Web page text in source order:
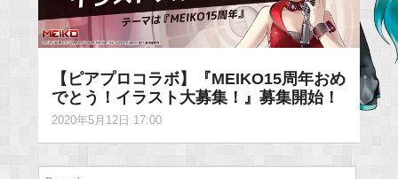
【ピアプロコラボ】『MEIKO15周年おめ
でとう！イラスト大募集！』募集開始！
2020年5月12日 17:00